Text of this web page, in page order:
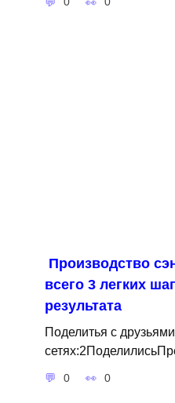
Производство
всего 3 легких
результата
Поделитья с
0 0